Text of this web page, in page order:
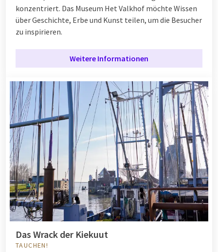
konzentriert. Das Museum Het Valkhof möchte Wissen
über Geschichte, Erbe und Kunst teilen, um die Besucher
zu inspirieren.
Weitere Informationen
Das Wrack der Kiekuut
TAUCHEN!